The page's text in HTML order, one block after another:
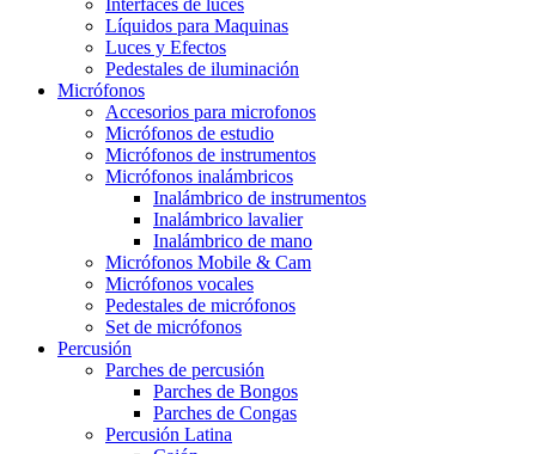
Líquidos para Maquinas
Luces y Efectos
Pedestales de iluminación
Micrófonos
Accesorios para microfonos
Micrófonos de estudio
Micrófonos de instrumentos
Micrófonos inalámbricos
Inalámbrico de instrumentos
Inalámbrico lavalier
Inalámbrico de mano
Micrófonos Mobile & Cam
Micrófonos vocales
Pedestales de micrófonos
Set de micrófonos
Percusión
Parches de percusión
Parches de Bongos
Parches de Congas
Percusión Latina